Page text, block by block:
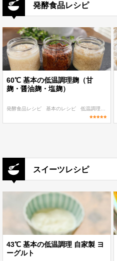
発酵食品レシピ
60℃ 基本の低温調理麹（甘
麹・醤油麹・塩麹）
発酵食品レシピ 基本のレシピ 低温調理 麹・発酵食レシピ
スイーツレシピ
43℃ 基本の低温調理 自家製 ヨ
ーグルト